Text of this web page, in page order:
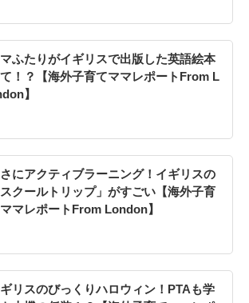
ふたりがイギリスで出版した英語絵本
！？【海外子育てママレポートFrom L
】
さにアクティブラーニング！イギリスの
スクールトリップ」がすごい【海外子育
マレポートFrom London】
リスのびっくりハロウィン！PTAも学